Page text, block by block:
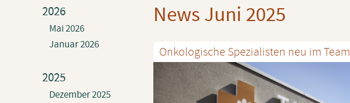
News Juni 2025
On­ko­lo­gi­sche Spe­zia­lis­ten neu im Team
2026
Mai 2026
Januar 2026
2025
Dezember 2025